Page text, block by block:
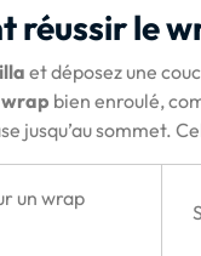
réussir le
et déposez une
wrap bien enroulé,
jusqu’au sommet.
un wrap